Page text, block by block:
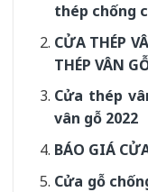
thép chống
CỬA THÉP
THÉP VÂN
Cửa thép
vân gỗ 2022
BÁO GIÁ
Cửa gỗ